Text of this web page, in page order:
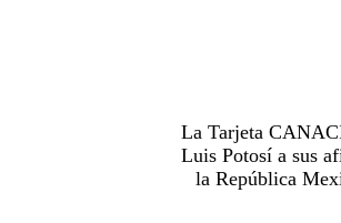
La Tarjeta
Luis Potosí a sus
la República